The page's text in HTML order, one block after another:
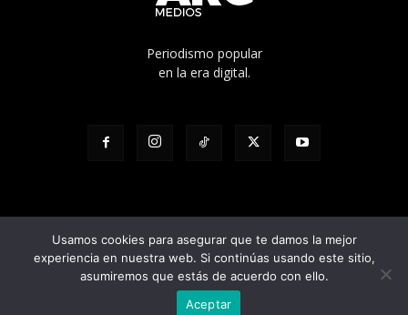
Periodismo popular
en la era digital.
© Edicíón N° 1136 - Propietario: Cooperativa de trabajo Pacha Ltda. -
Director responsable: Julian Pilatti - Calle 5 1528, La Plata, Buenos Aires
- Registro D.N.D.A Nº RL-2023-95604808-APN-DNDA#MJ
Usamos cookies para asegurar que te damos la mejor
experiencia en nuestra web. Si continúas usando este sitio,
asumiremos que estás de acuerdo con ello.
Aceptar